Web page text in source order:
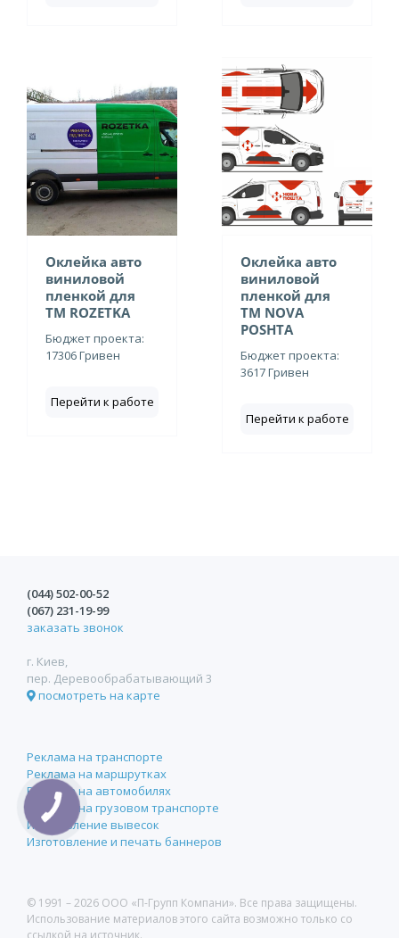
Оклейка авто
виниловой
пленкой для
ТМ ROZETKA
Бюджет проекта:
17306 Гривен
Перейти к работе
Оклейка авто
виниловой
пленкой для
ТМ NOVA
POSHTA
Бюджет проекта:
3617 Гривен
Перейти к работе
(044)502-00-52
(067) 231-19-99
заказать звонок
г. Киев,
пер. Деревообрабатывающий 3
посмотреть на карте
Реклама на транспорте
Реклама на маршрутках
Реклама на автомобилях
Реклама на грузовом транспорте
Изготовление вывесок
Изготовление и печать баннеров
© 1991 –2026 ООО «П-Групп Компани». Все права защищены.
Использование материалов этого сайта возможно только со
ссылкой на источник.